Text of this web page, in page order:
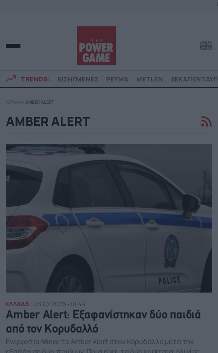
TRENDS: ΕΙΣΗΓΜΕΝΕΣ ΡΕΥΜΑ METLEN
ΑΡΧΙΚΗ » AMBER ALERT
AMBER ALERT
ΕΛΛΑΔΑ 03.02.2026 - 10:44
Amber Alert: Εξαφανίστηκαν δύο παιδιά
από τον Κορυδαλλό
Ενεργοποιήθηκε το Amber Alert στον Κορυδαλλό μετά την